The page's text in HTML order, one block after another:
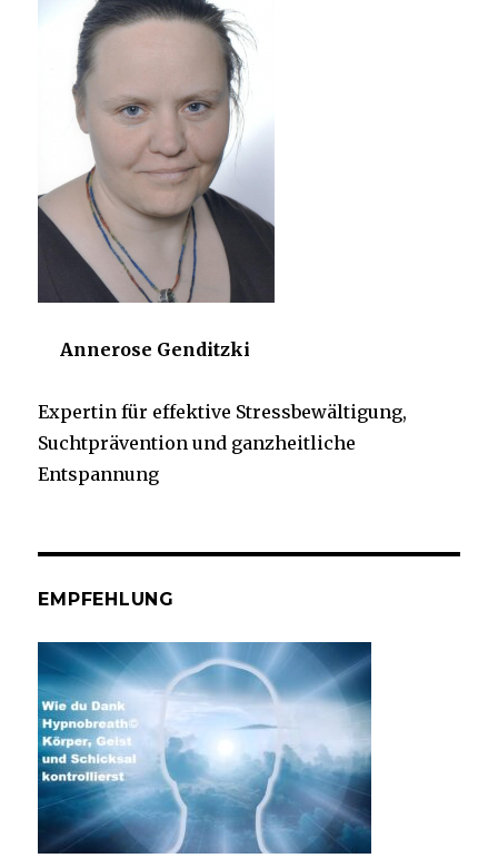
Annerose Genditzki
Expertin für effektive Stressbewältigung,
Suchtprävention und ganzheitliche
Entspannung
EMPFEHLUNG